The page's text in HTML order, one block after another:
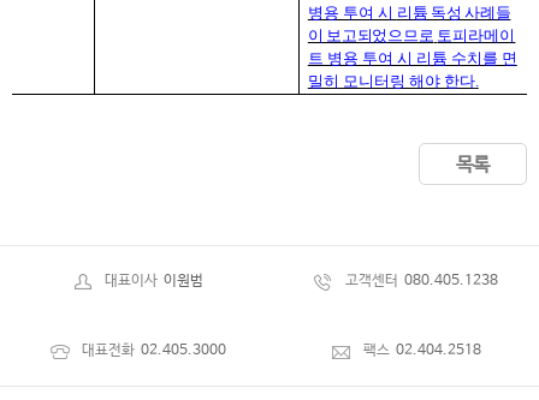
병용 투여 시 리튬 독성 사례들
이 보고되었으므로 토피라메이
트 병용 투여 시 리튬 수치를 면
밀히 모니터링 해야 한다.
목록
대표이사 이원범 고객센터 080.405.1238
대표전화 02.405.3000 팩스 02.404.2518